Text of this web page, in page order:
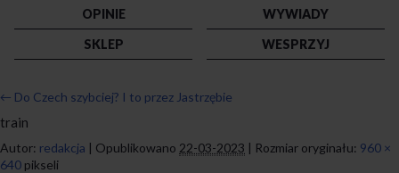
OPINIE
WYWIADY
SKLEP
WESPRZYJ
← Do Czech szybciej? I to przez Jastrzębie
train
Autor: redakcja | Opublikowano 22-03-2023 | Rozmiar oryginału: 960 ×
640 pikseli